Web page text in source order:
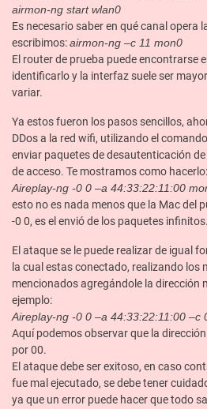
airmon-ng start wlan0
Es necesario saber en qué canal opera
escribimos:airmon-ng –c 11 mon0
El router de prueba puede encontrarse
identificarlo y la interfaz suele ser
variar.
Ya estos fueron los pasos sencillos,
DDos a la red wifi, utilizando el comando
enviar paquetes de desautenticación
de acceso. Te mostramos como hacerlo:
Aireplay-ng -0 0 –a 44:33:22:11:00
esto no es nada menos que la Mac del
-0 0, es el envió de los paquetes infinitos.
El ataque se le puede realizar de igual
la cual estas conectado, realizando los
mencionados agregándole la dirección
ejemplo:
Aireplay-ng -0 0 –a 44:33:22:11:00 –c
Aquí podemos observar que la
por 00.
El ataque debe ser exitoso, en caso
fue mal ejecutado, se debe tener
ya que un error puede hacer que todo